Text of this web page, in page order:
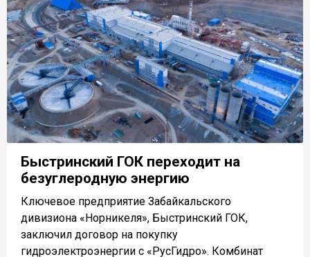
Быстринский ГОК переходит на
безуглеродную энергию
Ключевое предприятие Забайкальского
дивизиона «Норникеля», Быстринский ГОК,
заключил договор на покупку
гидроэлектроэнергии с «РусГидро». Комбинат